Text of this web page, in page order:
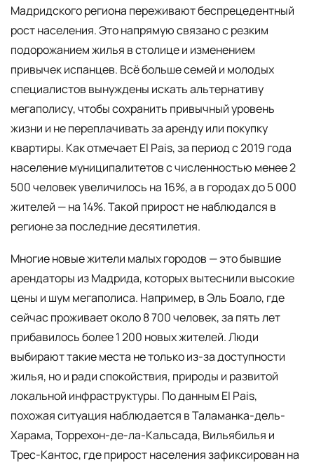
Мадридского региона переживают беспрецедентный
рост населения. Это напрямую связано с резким
подорожанием жилья в столице и изменением
привычек испанцев. Всё больше семей и молодых
специалистов вынуждены искать альтернативу
мегаполису, чтобы сохранить привычный уровень
жизни и не переплачивать за аренду или покупку
квартиры. Как отмечает El Pais, за период с 2019 года
население муниципалитетов с численностью менее 2
500 человек увеличилось на 16%, а в городах до 5 000
жителей — на 14%. Такой прирост не наблюдался в
регионе за последние десятилетия.
Многие новые жители малых городов — это бывшие
арендаторы из Мадрида, которых вытеснили высокие
цены и шум мегаполиса. Например, в Эль Боало, где
сейчас проживает около 8 700 человек, за пять лет
прибавилось более 1 200 новых жителей. Люди
выбирают такие места не только из-за доступности
жилья, но и ради спокойствия, природы и развитой
локальной инфраструктуры. По данным El Pais,
похожая ситуация наблюдается в Таламанка-дель-
Харама, Торрехон-де-ла-Кальсада, Вильябилья и
Трес-Кантос, где прирост населения зафиксирован на